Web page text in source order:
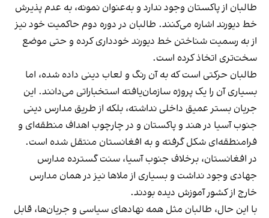
طالبان از پاکستان وجود ندارد و به‌عنوان نمونه، به عدم پذیرش
خط دیورند اشاره می‌کنند. طالبان در دوره دوم حاکمیت خود نیز
از به رسمیت شناختن خط دیورند خودداری کرده و حتی موضع
سخت‌تری اتخاذ کرده است.
طالبان حرکتی است که به آن رنگ و لعاب دینی داده شده، اما
بسیاری آن را یک پروژه سازمان‌یافته استخباراتی می‌دانند. این
جریان بستر عمیق داخلی نداشته، بلکه از طریق مدارس دینی
جنوب آسیا در هند و پاکستان و در چارچوب اهداف منطقه‌ای و
فرامنطقه‌ای شکل گرفته و به افغانستان منتقل شده است.
در افغانستان، برخلاف جنوب آسیا، سنت گسترده مدارس
جهادی وجود نداشت و بسیاری از ملاها نیز در همان مدارس
خارج از کشور آموزش دیده بودند.
با این حال، طالبان مثل همه نهادهای سیاسی و جریان‌ها، قابل